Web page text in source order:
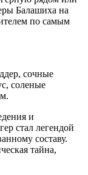
Балашиха на
по самым
сочные
соленые
и
стал легендой
составу.
тайна,